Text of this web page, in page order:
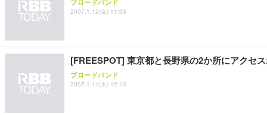
ブロードバンド
2007.1.12(金) 11:33
[FREESPOT] 東京都と長野県の2か所にアクセ
ブロードバンド
2007.1.11(木) 12:13